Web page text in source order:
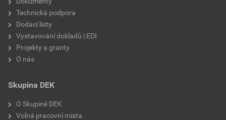
Technická podpora
Dodací listy
Vystavování dokladů | EDI
Projekty a granty
O nás
Skupina DEK
O Skupině DEK
Volná pracovní místa